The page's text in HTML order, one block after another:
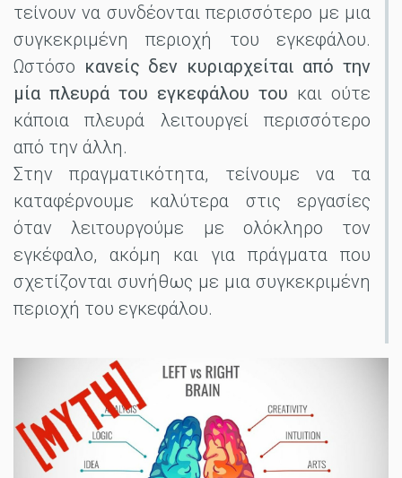
τείνουν να συνδέονται περισσότερο με μια
συγκεκριμένη περιοχή του εγκεφάλου.
Ωστόσο κανείς δεν κυριαρχείται από την
μία πλευρά του εγκεφάλου του και ούτε
κάποια πλευρά λειτουργεί περισσότερο
από την άλλη.
Στην πραγματικότητα, τείνουμε να τα
καταφέρνουμε καλύτερα στις εργασίες
όταν λειτουργούμε με ολόκληρο τον
εγκέφαλο, ακόμη και για πράγματα που
σχετίζονται συνήθως με μια συγκεκριμένη
περιοχή του εγκεφάλου.